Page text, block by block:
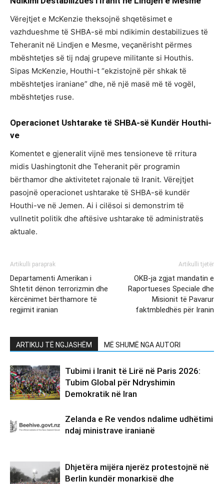
Vërejtjet e McKenzie theksojnë shqetësimet e
vazhdueshme të SHBA-së mbi ndikimin destabilizues të
Teheranit në Lindjen e Mesme, veçanërisht përmes
mbështetjes së tij ndaj grupeve militante si Houthis.
Sipas McKenzie, Houthi-t “ekzistojnë për shkak të
mbështetjes iraniane” dhe, në një masë më të vogël,
mbështetjes ruse.
Operacionet Ushtarake të SHBA-së Kundër Houthi-
ve
Komentet e gjeneralit vijnë mes tensioneve të rritura
midis Uashingtonit dhe Teheranit për programin
bërthamor dhe aktivitetet rajonale të Iranit. Vërejtjet
pasojnë operacionet ushtarake të SHBA-së kundër
Houthi-ve në Jemen. Ai i cilësoi si demonstrim të
vullnetit politik dhe aftësive ushtarake të administratës
aktuale.
Artikulli paraprak
Departamenti Amerikan i
Shtetit dënon terrorizmin dhe
kërcënimet bërthamore të
regjimit iranian
Artikulli tjetër
OKB-ja zgjat mandatin e
Raportueses Speciale dhe
Misionit të Pavarur
faktmbledhës për Iranin
ARTIKUJ TË NGJASHËM MË SHUMË NGA AUTORI
Tubimi i Iranit të Lirë në Paris 2026:
Tubim Global për Ndryshimin
Demokratik në Iran
Zelanda e Re vendos ndalime udhëtimi
ndaj ministrave iranianë
Dhjetëra mijëra njerëz protestojnë në
Berlin kundër monarkisë dhe